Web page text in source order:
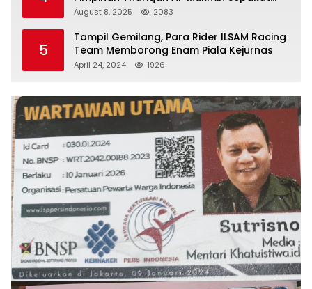
Jaga Umat
August 8, 2025 2083
5
Tampil Gemilang, Para Rider ILSAM Racing
Team Memborong Enam Piala Kejurnas
April 24, 2024 1926